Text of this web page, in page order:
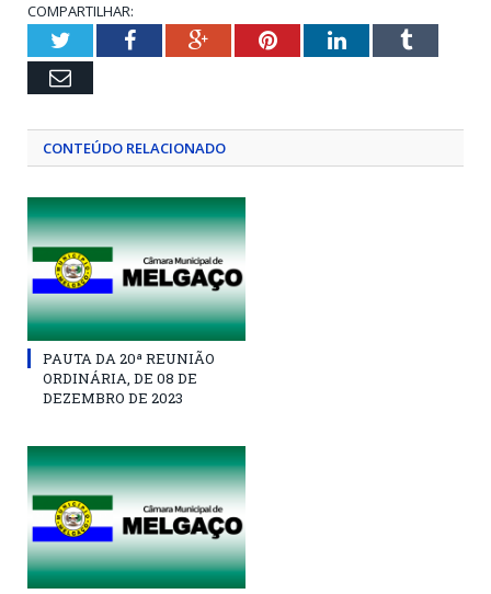
COMPARTILHAR:
TwitterFacebookGoogle+PinterestLinkedInTumblr
Email
CONTEÚDO RELACIONADO
PAUTA DA 20ª REUNIÃO
ORDINÁRIA, DE 08 DE
DEZEMBRO DE 2023